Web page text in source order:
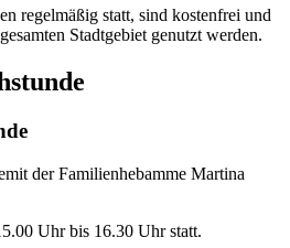
regelmäßig statt, sind kostenfrei und
Stadtgebiet genutzt werden.
mit der Familienhebamme Martina
Uhr bis 16.30 Uhr statt.